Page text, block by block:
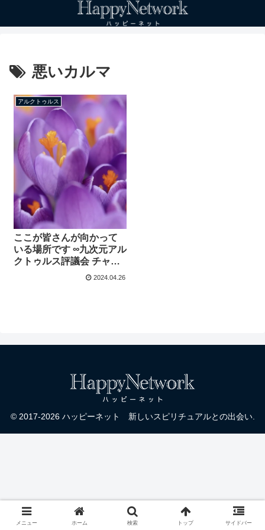
悪いカルマ
アルクトゥルス
ここが皆さんが向かって
いる場所です ∞九次元アル
クトゥルス評議会 チャネ
リング：ダニエル・スク
2024.04.26
© 2017-2026 ハッピーネット 新しいスピリチュアルとの出会い.
メニュー ホーム 検索 トップ サイドバー